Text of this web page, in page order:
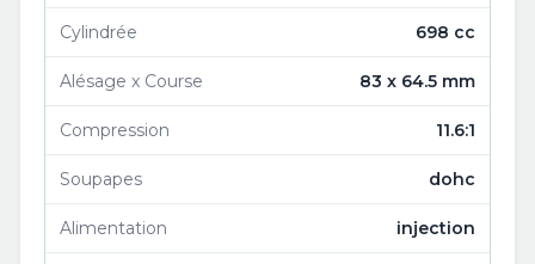
Cylindrée 698 cc
Alésage x Course 83 x 64.5 mm
Compression 11.6:1
Soupapes dohc
Alimentation injection